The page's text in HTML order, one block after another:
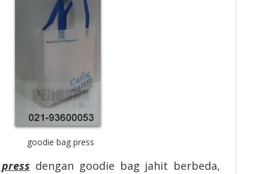
goodie bag press
dengan goodie bag jahit berbeda,